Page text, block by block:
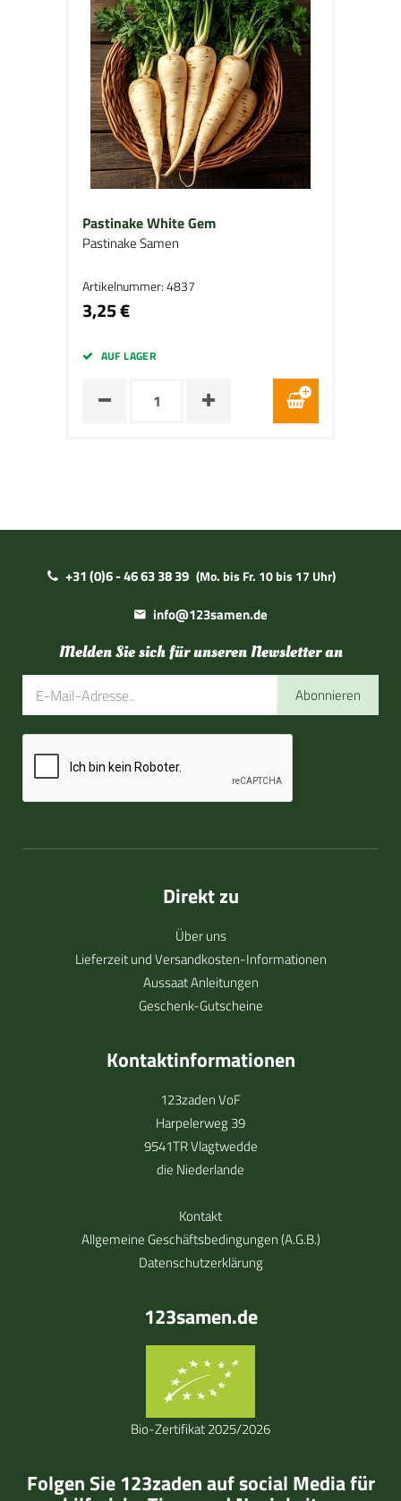
Pastinake White Gem
Pastinake Samen
Artikelnummer: 4837
3,25 €
AUF LAGER
+31 (0)6 - 46 63 38 39 (Mo. bis Fr. 10 bis 17 Uhr)
info@123samen.de
Melden Sie sich für unseren Newsletter an
Abonnieren
Direkt zu
Über uns
Lieferzeit und Versandkosten-Informationen
Aussaat Anleitungen
Geschenk-Gutscheine
Kontaktinformationen
123zaden VoF
Harpelerweg 39
9541TR Vlagtwedde
die Niederlande
Kontakt
Allgemeine Geschäftsbedingungen (A.G.B.)
Datenschutzerklärung
123samen.de
Bio-Zertifikat 2025/2026
Folgen Sie 123zaden auf social Media für